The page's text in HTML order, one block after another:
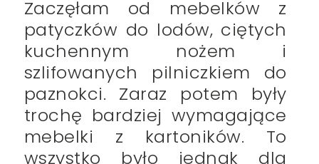
Zaczęłam od mebelków z
patyczków do lodów, ciętych
kuchennym nożem i
szlifowanych pilniczkiem do
paznokci. Zaraz potem były
trochę bardziej wymagające
mebelki z kartoników. To
wszystko było jednak dla